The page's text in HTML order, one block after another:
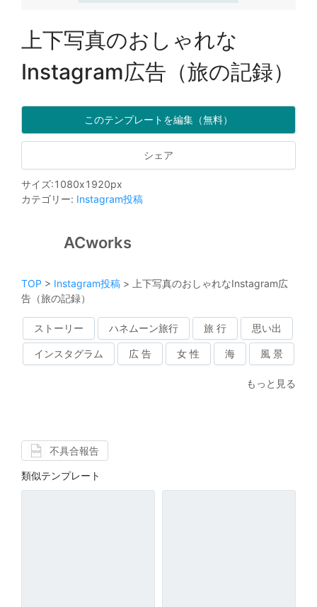
上下写真のおしゃれな
Instagram広告（旅の記録）
このテンプレートを編集（無料）
シェア
サイズ:1080x1920px
カテゴリー: Instagram投稿
ACworks
TOP > Instagram投稿 > 上下写真のおしゃれなInstagram広
告（旅の記録）
ストーリー ハネムーン旅行 旅 行 思い出
インスタグラム 広 告 女 性 海 風 景
もっと見る
不具合報告
類似テンプレート